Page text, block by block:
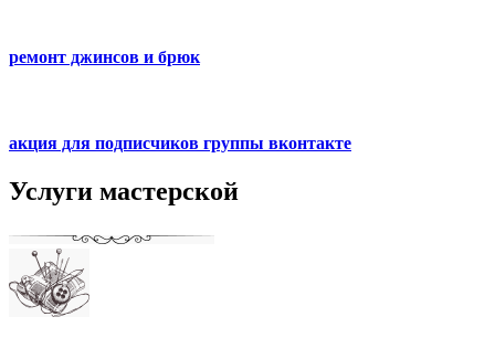
ремонт джинсов и брюк
акция для подписчиков группы вконтакте
Услуги мастерской